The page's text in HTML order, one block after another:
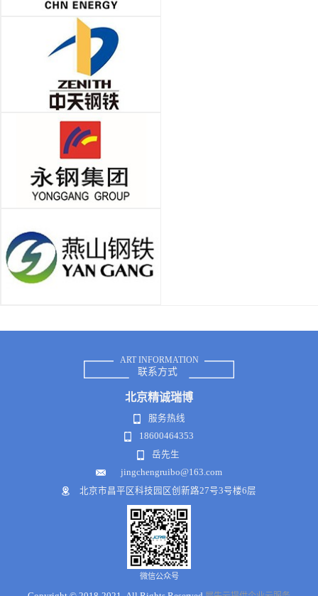
ART INFORMATION
联系方式
北京精诚瑞博
服务热线
18600464353
岳先生
jingchengruibo@163.com
北京市昌平区科技园区创新路27号3号楼6层
微信公众号